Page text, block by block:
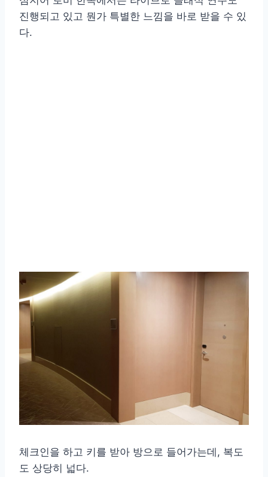
진행되고 있고 뭔가 특별한 느낌을 바로 받을 수 있
다.
체크인을 하고 키를 받아 방으로 들어가는데, 복도
도 상당히 넓다.